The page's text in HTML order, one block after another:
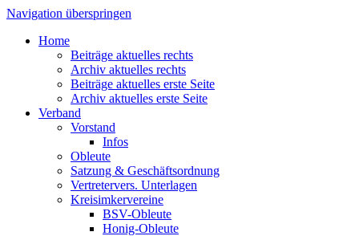
Navigation überspringen
Home
Beiträge aktuelles rechts
Archiv aktuelles rechts
Beiträge aktuelles erste Seite
Archiv aktuelles erste Seite
Verband
Vorstand
Infos
Obleute
Satzung & Geschäftsordnung
Vertretervers. Unterlagen
Kreisimkervereine
BSV-Obleute
Honig-Obleute